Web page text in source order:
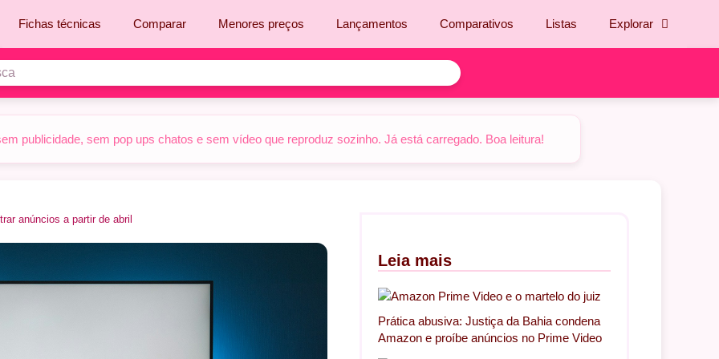
Fichas técnicas Comparar Menores preços Lançamentos Comparativos Listas Explorar
publicidade, sem pop ups chatos e sem vídeo que reproduz sozinho. Já está carregado. Boa leitura!
anúncios a partir de abril
Leia mais
Prática abusiva: Justiça da Bahia condena
Amazon e proíbe anúncios no Prime Video